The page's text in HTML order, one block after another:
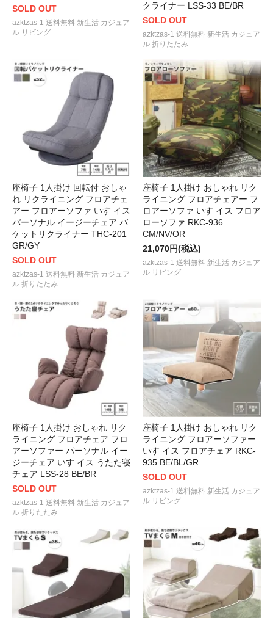
SOLD OUT
azktzas-1 送料無料 新生活 カジュア
ル リビング
クライナー LSS-33 BE/BR
SOLD OUT
azktzas-1 送料無料 新生活 カジュア
ル 折りたたみ
座椅子 1人掛け 回転付 おしゃ
れ リクライニング フロアチェ
アー フロアーソファ いす イス
パーソナル イージーチェア バ
ケットリクライナー THC-201
GR/GY
SOLD OUT
azktzas-1 送料無料 新生活 カジュア
ル 折りたたみ
座椅子 1人掛け おしゃれ リク
ライニング フロアチェアー フ
ロアーソファ いす イス フロア
ローソファ RKC-936
CM/NV/OR
21,070円(税込)
azktzas-1 送料無料 新生活 カジュア
ル リビング
座椅子 1人掛け おしゃれ リク
ライニング フロアチェア フロ
アーソファー パーソナル イー
ジーチェア いす イス うたた寝
チェア LSS-28 BE/BR
SOLD OUT
azktzas-1 送料無料 新生活 カジュア
ル 折りたたみ
座椅子 1人掛け おしゃれ リク
ライニング フロアーソファー
いす イス フロアチェア RKC-
935 BE/BL/GR
SOLD OUT
azktzas-1 送料無料 新生活 カジュア
ル リビング